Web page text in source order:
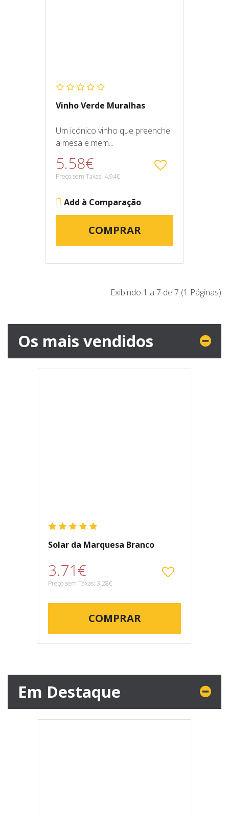
Vinho Verde Muralhas
Um icónico vinho que preenche
a mesa e mem...
5.58€
Preço sem Taxas: 4.94€
Add à Comparação
COMPRAR
Exibindo 1 a 7 de 7 (1 Páginas)
Os mais vendidos
Solar da Marquesa Branco
3.71€
Preço sem Taxas: 3.28€
COMPRAR
Em Destaque